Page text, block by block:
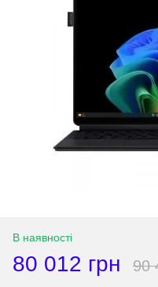
В наявності
80 012 грн 90